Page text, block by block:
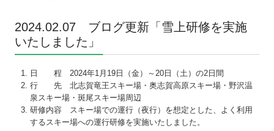
2024.02.07 ブログ更新「雪上研修を実施
いたしました」
日 程 2024年1月19日（金）～20日（土）の2日間
行 先 北志賀竜王スキー場・奥志賀高原スキー場・野沢温
泉スキー場・斑尾スキー場周辺
研修内容 スキー場での運行（夜行）を想定とした、よく利用
するスキー場への運行研修を実施いたしました。